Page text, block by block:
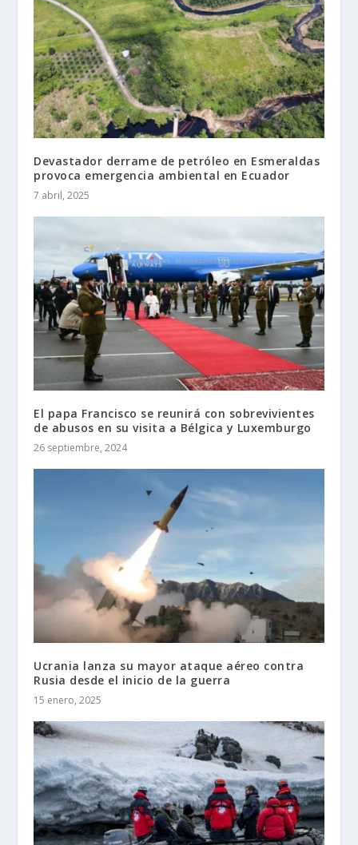
Devastador derrame de petróleo en Esmeraldas
provoca emergencia ambiental en Ecuador
7 abril, 2025
El papa Francisco se reunirá con sobrevivientes
de abusos en su visita a Bélgica y Luxemburgo
26 septiembre, 2024
Ucrania lanza su mayor ataque aéreo contra
Rusia desde el inicio de la guerra
15 enero, 2025